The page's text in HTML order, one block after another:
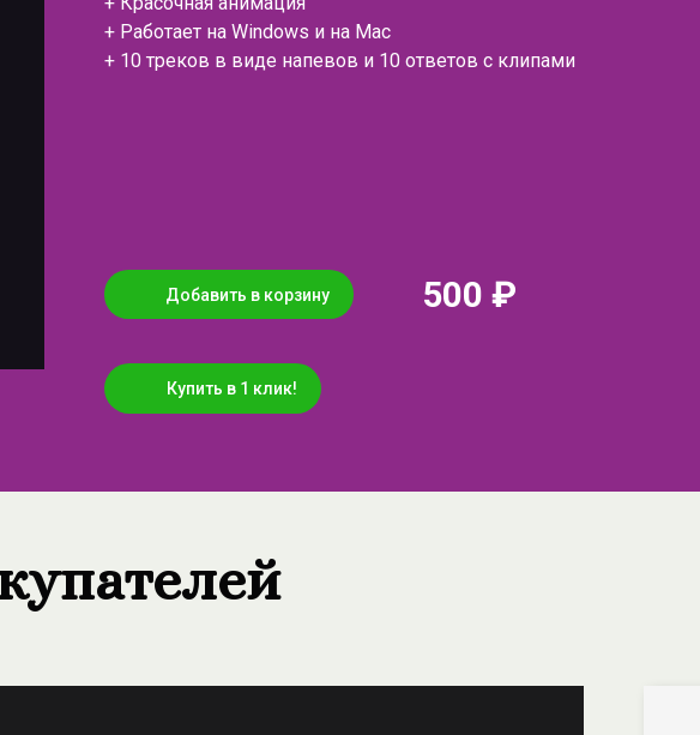
+ Работает на Windows и на Mac
+ 10 треков в виде напевов и 10 ответов с клипами
Добавить в корзину 500 ₽
Купить в 1 клик!